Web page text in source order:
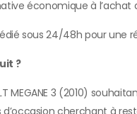
économique à
sous 24/48h pour une
?
MEGANE 3 (2010)
d’occasion cherchant à